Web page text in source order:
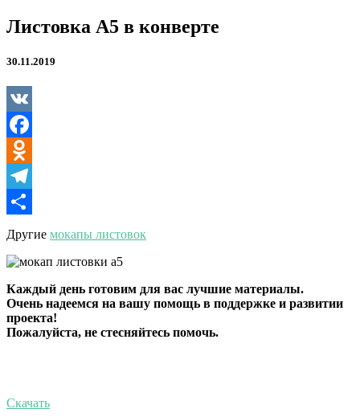
Листовка
А5
конверте
Листовка А5 в конверте
30.11.2019
VK
Facebook
Odnoklassniki
Telegram
Отправить
Другие мокапы листовок
Каждый день готовим для вас лучшие материалы.
Очень надеемся на вашу помощь в поддержке и развитии
проекта!
Пожалуйста, не стесняйтесь помочь.
Скачать